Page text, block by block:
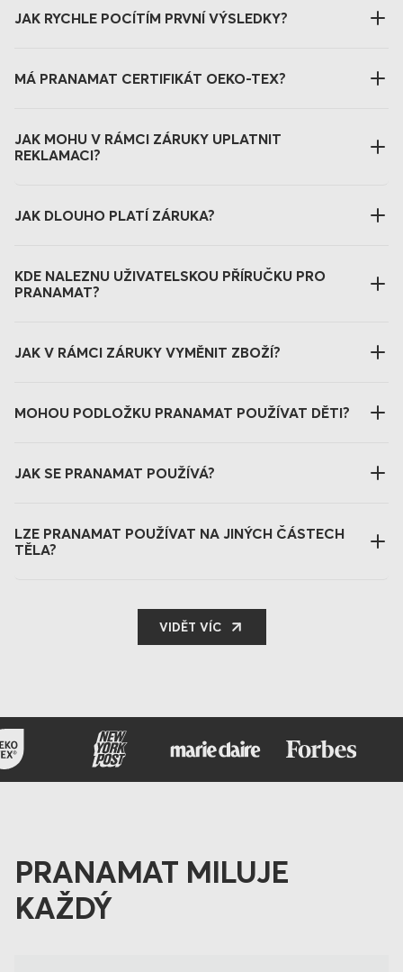
JAK RYCHLE POCÍTÍM PRVNÍ VÝSLEDKY?
MÁ PRANAMAT CERTIFIKÁT OEKO-TEX?
JAK MOHU V RÁMCI ZÁRUKY UPLATNIT
REKLAMACI?
JAK DLOUHO PLATÍ ZÁRUKA?
KDE NALEZNU UŽIVATELSKOU PŘÍRUČKU PRO
PRANAMAT?
JAK V RÁMCI ZÁRUKY VYMĚNIT ZBOŽÍ?
MOHOU PODLOŽKU PRANAMAT POUŽÍVAT DĚTI?
JAK SE PRANAMAT POUŽÍVÁ?
LZE PRANAMAT POUŽÍVAT NA JINÝCH ČÁSTECH
TĚLA?
VIDĚT VÍC
PRANAMAT MILUJE
KAŽDÝ